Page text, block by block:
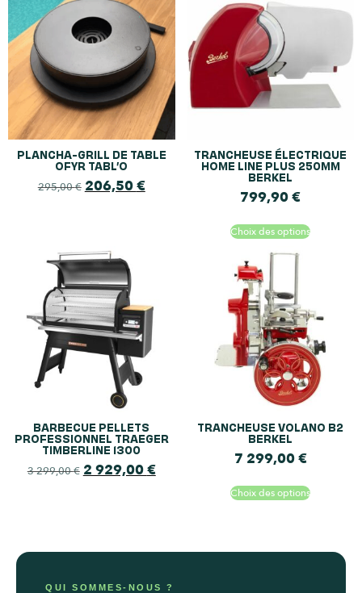
PLANCHA-GRILL DE TABLE
OFYR TABL’O
295,00€ 206,50€
TRANCHEUSE ÉLECTRIQUE
HOME LINE PLUS 250MM
BERKEL
799,90€
Choix des options
BARBECUE PELLETS
PROFESSIONNEL TRAEGER
TIMBERLINE 1300
3 299,00€ 2 929,00€
TRANCHEUSE VOLANO B2
BERKEL
7 299,00€
Choix des options
QUI SOMMES-NOUS ?